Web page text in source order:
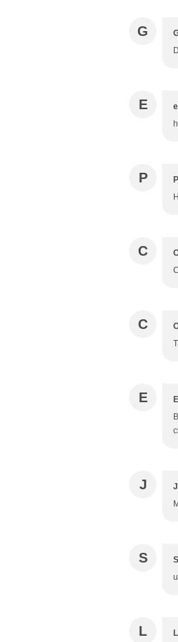
G
E
P
C
C
E
J
S
L